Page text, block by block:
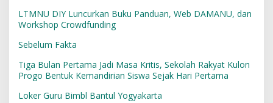
LTMNU DIY Luncurkan Buku Panduan, Web DAMANU, dan
Workshop Crowdfunding
Sebelum Fakta
Tiga Bulan Pertama Jadi Masa Kritis, Sekolah Rakyat Kulon
Progo Bentuk Kemandirian Siswa Sejak Hari Pertama
Loker Guru Bimbl Bantul Yogyakarta